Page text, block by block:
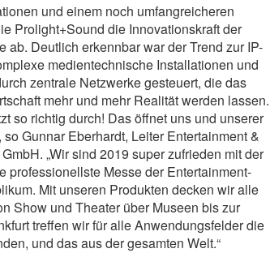
und einem noch umfangreicheren
Prolight+Sound die Innovationskraft der
ab. Deutlich erkennbar war der Trend zur IP-
medientechnische Installationen und
zentrale Netzwerke gesteuert, die das
mehr und mehr Realität werden lassen.
so richtig durch! Das öffnet uns und unserer
Gunnar Eberhardt, Leiter Entertainment &
„Wir sind 2019 super zufrieden mit der
professionellste Messe der Entertainment-
Mit unseren Produkten decken wir alle
Show und Theater über Museen bis zur
treffen wir für alle Anwendungsfelder die
und das aus der gesamten Welt.“